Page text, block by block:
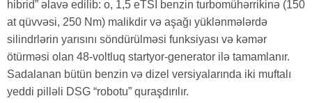
hibrid” əlavə edilib: o, 1,5 eTSI benzin turbomühərrikinə (150
at qüvvəsi, 250 Nm) malikdir və aşağı yüklənmələrdə
silindrlərin yarısını söndürülməsi funksiyası və kəmər
ötürməsi olan 48-voltluq startyor-generator ilə tamamlanır.
Sadalanan bütün benzin və dizel versiyalarında iki muftalı
yeddi pilləli DSG “robotu” quraşdırılır.